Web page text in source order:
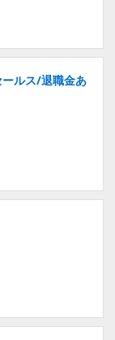
ルス/退職金あ